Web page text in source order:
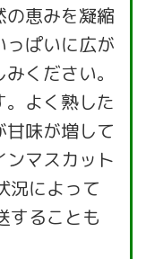
の恵みを凝縮
っぱいに広が
ください。
よく熟した
味が増して
マスカット
況によって
することも